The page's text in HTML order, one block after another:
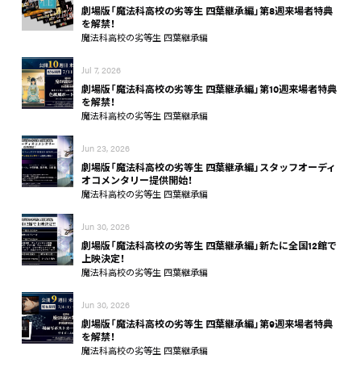
劇場版「魔法科高校の劣等生 四葉継承編」第8週来場者特典
を解禁！
魔法科高校の劣等生 四葉継承編
Jul 7, 2026
劇場版「魔法科高校の劣等生 四葉継承編」第10週来場者特典
を解禁！
魔法科高校の劣等生 四葉継承編
Jun 23, 2026
劇場版「魔法科高校の劣等生 四葉継承編」スタッフオーディ
オコメンタリー提供開始！
魔法科高校の劣等生 四葉継承編
Jun 30, 2026
劇場版「魔法科高校の劣等生 四葉継承編」新たに全国12館で
上映決定！
魔法科高校の劣等生 四葉継承編
Jun 30, 2026
劇場版「魔法科高校の劣等生 四葉継承編」第9週来場者特典
を解禁！
魔法科高校の劣等生 四葉継承編